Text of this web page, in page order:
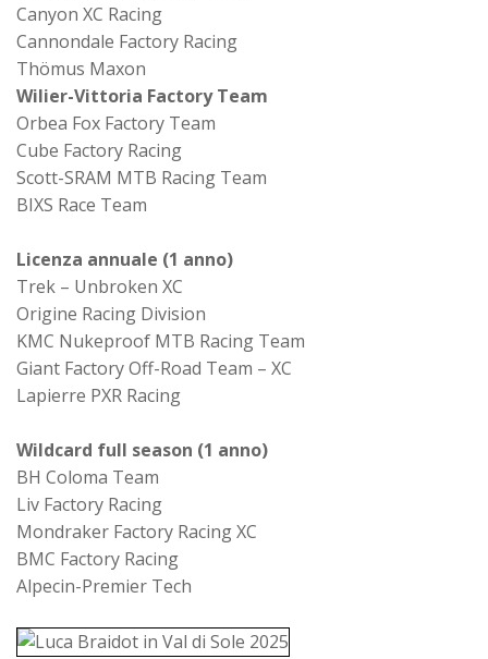
Canyon XC Racing
Cannondale Factory Racing
Thömus Maxon
Wilier-Vittoria Factory Team
Orbea Fox Factory Team
Cube Factory Racing
Scott-SRAM MTB Racing Team
BIXS Race Team
Licenza annuale (1 anno)
Trek – Unbroken XC
Origine Racing Division
KMC Nukeproof MTB Racing Team
Giant Factory Off-Road Team – XC
Lapierre PXR Racing
Wildcard full season (1 anno)
BH Coloma Team
Liv Factory Racing
Mondraker Factory Racing XC
BMC Factory Racing
Alpecin-Premier Tech